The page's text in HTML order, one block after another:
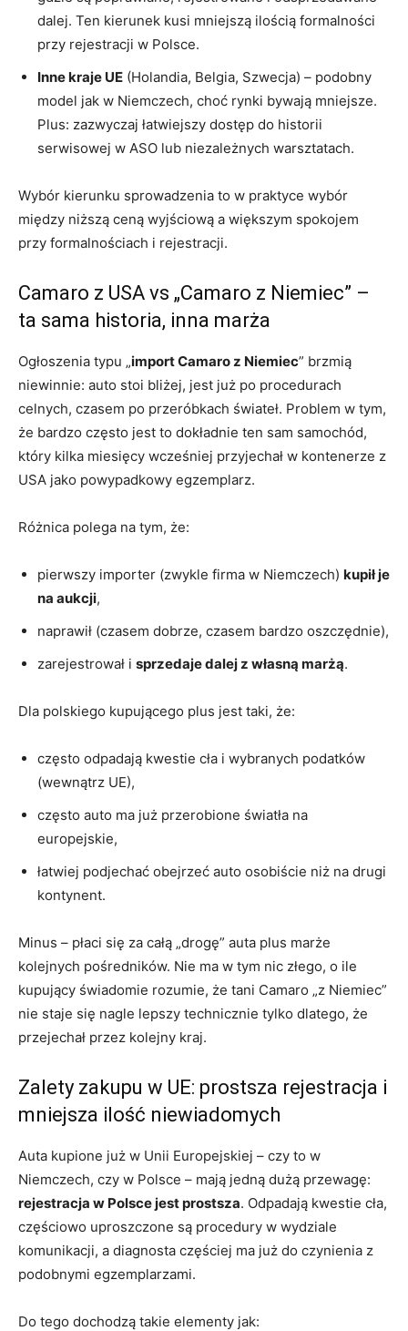
dalej. Ten kierunek kusi mniejszą ilością formalności
przy rejestracji w Polsce.
Inne kraje UE (Holandia, Belgia, Szwecja) – podobny
model jak w Niemczech, choć rynki bywają mniejsze.
Plus: zazwyczaj łatwiejszy dostęp do historii
serwisowej w ASO lub niezależnych warsztatach.
Wybór kierunku sprowadzenia to w praktyce wybór
między niższą ceną wyjściową a większym spokojem
przy formalnościach i rejestracji.
Camaro z USA vs „Camaro z Niemiec” –
ta sama historia, inna marża
Ogłoszenia typu „import Camaro z Niemiec” brzmią
niewinnie: auto stoi bliżej, jest już po procedurach
celnych, czasem po przeróbkach świateł. Problem w tym,
że bardzo często jest to dokładnie ten sam samochód,
który kilka miesięcy wcześniej przyjechał w kontenerze z
USA jako powypadkowy egzemplarz.
Różnica polega na tym, że:
pierwszy importer (zwykle firma w Niemczech) kupił je
na aukcji,
naprawił (czasem dobrze, czasem bardzo oszczędnie),
zarejestrował i sprzedaje dalej z własną marżą.
Dla polskiego kupującego plus jest taki, że:
często odpadają kwestie cła i wybranych podatków
(wewnątrz UE),
często auto ma już przerobione światła na
europejskie,
łatwiej podjechać obejrzeć auto osobiście niż na drugi
kontynent.
Minus – płaci się za całą „drogę” auta plus marże
kolejnych pośredników. Nie ma w tym nic złego, o ile
kupujący świadomie rozumie, że tani Camaro „z Niemiec”
nie staje się nagle lepszy technicznie tylko dlatego, że
przejechał przez kolejny kraj.
Zalety zakupu w UE: prostsza rejestracja i
mniejsza ilość niewiadomych
Auta kupione już w Unii Europejskiej – czy to w
Niemczech, czy w Polsce – mają jedną dużą przewagę:
rejestracja w Polsce jest prostsza. Odpadają kwestie cła,
częściowo uproszczone są procedury w wydziale
komunikacji, a diagnosta częściej ma już do czynienia z
podobnymi egzemplarzami.
Do tego dochodzą takie elementy jak: